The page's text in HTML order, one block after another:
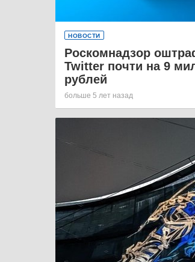
НОВОСТИ
Роскомнадзор
Twitter почти на 9
рублей
больше 5 лет назад